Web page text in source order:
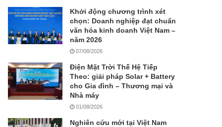
Khởi động chương trình xét
chọn: Doanh nghiệp đạt chuẩn
văn hóa kinh doanh Việt Nam –
năm 2026
07/08/2026
Điện Mặt Trời Thế Hệ Tiếp
Theo: giải pháp Solar + Battery
cho Gia đình – Thương mại và
Nhà máy
01/08/2026
Nghiên cứu mới tại Việt Nam